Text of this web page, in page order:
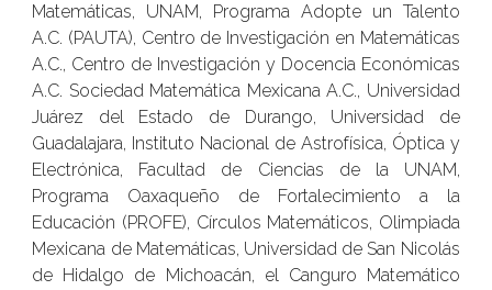
Matemáticas, UNAM, Programa Adopte un Talento
A.C. (PAUTA), Centro de Investigación en Matemáticas
A.C., Centro de Investigación y Docencia Económicas
A.C. Sociedad Matemática Mexicana A.C., Universidad
Juárez del Estado de Durango, Universidad de
Guadalajara, Instituto Nacional de Astrofísica, Óptica y
Electrónica, Facultad de Ciencias de la UNAM,
Programa Oaxaqueño de Fortalecimiento a la
Educación (PROFE), Círculos Matemáticos, Olimpiada
Mexicana de Matemáticas, Universidad de San Nicolás
de Hidalgo de Michoacán, el Canguro Matemático